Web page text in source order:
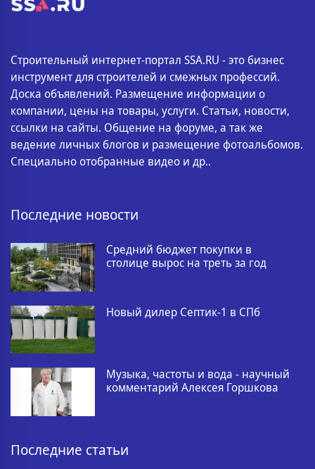
Строительный интернет-портал SSA.RU - это бизнес
инструмент для строителей и смежных профессий.
Доска объявлений. Размещение информации о
компании, цены на товары, услуги. Статьи, новости,
ссылки на сайты. Общение на форуме, а так же
ведение личных блогов и размещение фотоальбомов.
Специально отобранные видео и др..
Последние новости
Средний бюджет покупки в
столице вырос на треть за год
Новый дилер Септик-1 в СПб
Музыка, частоты и вода - научный
комментарий Алексея Горшкова
Последние статьи